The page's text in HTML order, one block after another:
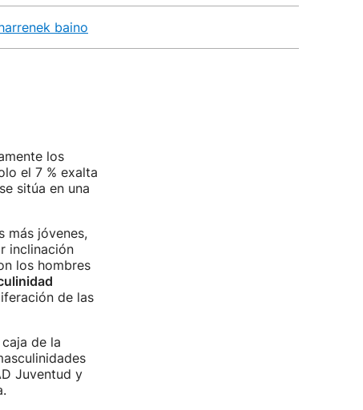
baino
los
el 7 % exalta
sitúa en una
más jóvenes,
inclinación
los hombres
de las
de la
Juventud y